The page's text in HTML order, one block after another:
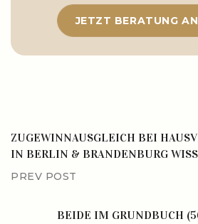
JETZT BERATUNG
ZUGEWINNAUSGLEICH BEI
IN BERLIN & BRANDENBURG
PREV POST
BEIDE IM GRUNDBUCH